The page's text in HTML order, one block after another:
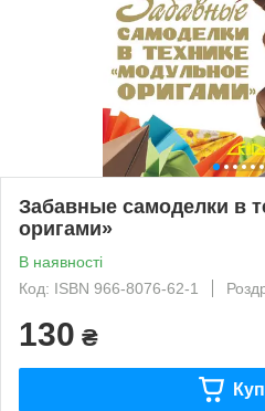
Забавные самоделки в
оригами»
В наявності
Код: ISBN 966-8076-62-1
130 ₴